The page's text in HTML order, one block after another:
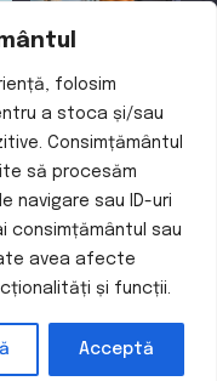
folosim
a stoca și/sau
Consimțământul
să procesăm
navigare sau ID-uri
consimțământul sau
avea afecte
și funcții.
Acceptă
SERV SRL